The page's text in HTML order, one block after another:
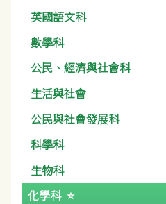
英國語文科
數學科
公民、經濟與社會科
生活與社會
公民與社會發展科
科學科
生物科
化學科